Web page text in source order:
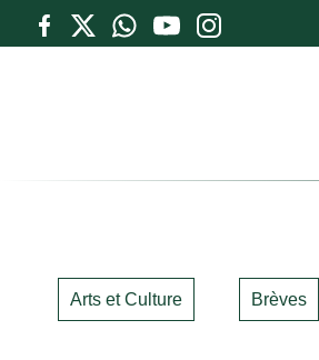
Arts et Culture Brèves